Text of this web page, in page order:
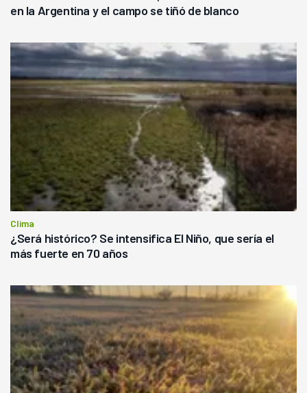
en la Argentina y el campo se tiñó de blanco
Clima
¿Será histórico? Se intensifica El Niño, que sería el
más fuerte en 70 años